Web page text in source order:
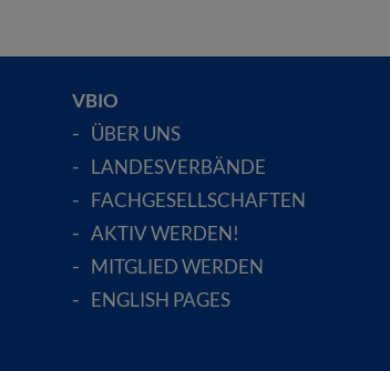
VBIO
ÜBER UNS
LANDESVERBÄNDE
FACHGESELLSCHAFTEN
AKTIV WERDEN!
MITGLIED WERDEN
ENGLISH PAGES